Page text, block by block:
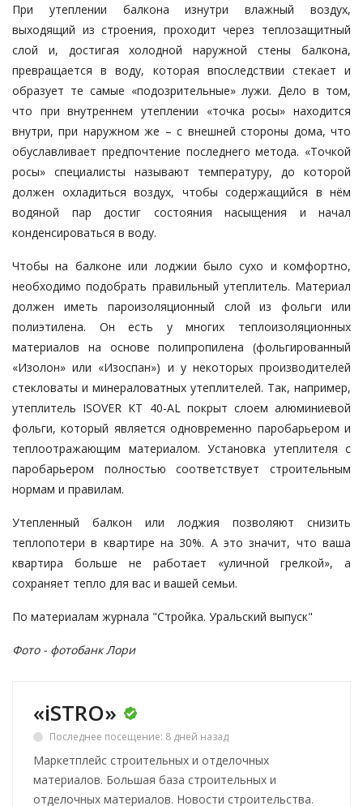
При утеплении балкона изнутри влажный воздух,
выходящий из строения, проходит через теплозащитный
слой и, достигая холодной наружной стены балкона,
превращается в воду, которая впоследствии стекает и
образует те самые «подозрительные» лужи. Дело в том,
что при внутреннем утеплении «точка росы» находится
внутри, при наружном же – с внешней стороны дома, что
обуславливает предпочтение последнего метода. «Точкой
росы» специалисты называют температуру, до которой
должен охладиться воздух, чтобы содержащийся в нём
водяной пар достиг состояния насыщения и начал
конденсироваться в воду.
Чтобы на балконе или лоджии было сухо и комфортно,
необходимо подобрать правильный утеплитель. Материал
должен иметь пароизоляционный слой из фольги или
полиэтилена. Он есть у многих теплоизоляционных
материалов на основе полипропилена (фольгированный
«Изолон» или «Изоспан») и у некоторых производителей
стекловаты и минераловатных утеплителей. Так, например,
утеплитель ISOVER KT 40-AL покрыт слоем алюминиевой
фольги, который является одновременно паробарьером и
теплоотражающим материалом. Установка утеплителя с
паробарьером полностью соответствует строительным
нормам и правилам.
Утепленный балкон или лоджия позволяют снизить
теплопотери в квартире на 30%. А это значит, что ваша
квартира больше не работает «уличной грелкой», а
сохраняет тепло для вас и вашей семьи.
По материалам журнала "Стройка. Уральский выпуск"
Фото - фотобанк Лори
«iSTRO»
Последнее посещение: 8 дней назад
Маркетплейс строительных и отделочных
материалов. Большая база строительных и
отделочных материалов. Новости строительства.